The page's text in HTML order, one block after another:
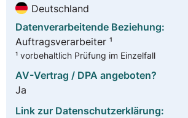
Deutschland
Datenverarbeitende Beziehung:
Auftragsverarbeiter ¹
¹ vorbehaltlich Prüfung im Einzelfall
AV-Vertrag / DPA angeboten?
Ja
Link zur Datenschutzerklärung: